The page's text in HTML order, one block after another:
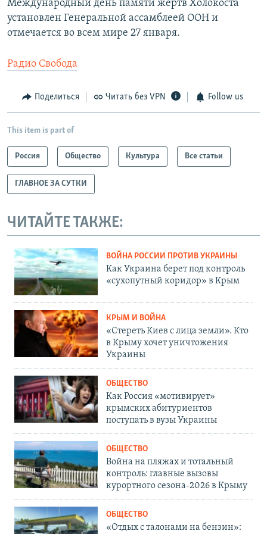
Международный день памяти жертв Холокоста
установлен Генеральной ассамблеей ООН и
отмечается во всем мире 27 января.
Радио Свобода
Поделиться Читать без VPN Follow us
This item is part of
Россия Общество Культура Все статьи
ГЛАВНОЕ ЗА СУТКИ
ЧИТАЙТЕ ТАКЖЕ:
ВОЙНА РОССИИ ПРОТИВ УКРАИНЫ
Как Украина берет под контроль
«сухопутный коридор» в Крым
КРЫМ И ВОЙНА
«Стереть Киев с лица земли». Кто
в Крыму хочет уничтожения
Украины
ОБЩЕСТВО
Как Россия «мотивирует»
крымских абитуриентов
поступать в вузы Украины
ОБЩЕСТВО
Война на пляжах и тотальный
контроль: главные вызовы
курортного сезона-2026 в Крыму
ОБЩЕСТВО
«Отдых с талонами на бензин»: